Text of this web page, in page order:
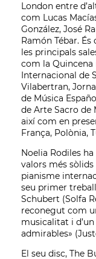
London entre
com Lucas
González, José
Ramón Tébar.
les principals
com la Quincena
Internacional de
Vilabertran,
de Música
de Arte Sacro de
així com en
França, Polònia,
Noelia Rodiles
valors més
pianisme
seu primer
Schubert (Solfa
reconegut com
musicalitat i
admirables»
El seu disc, The